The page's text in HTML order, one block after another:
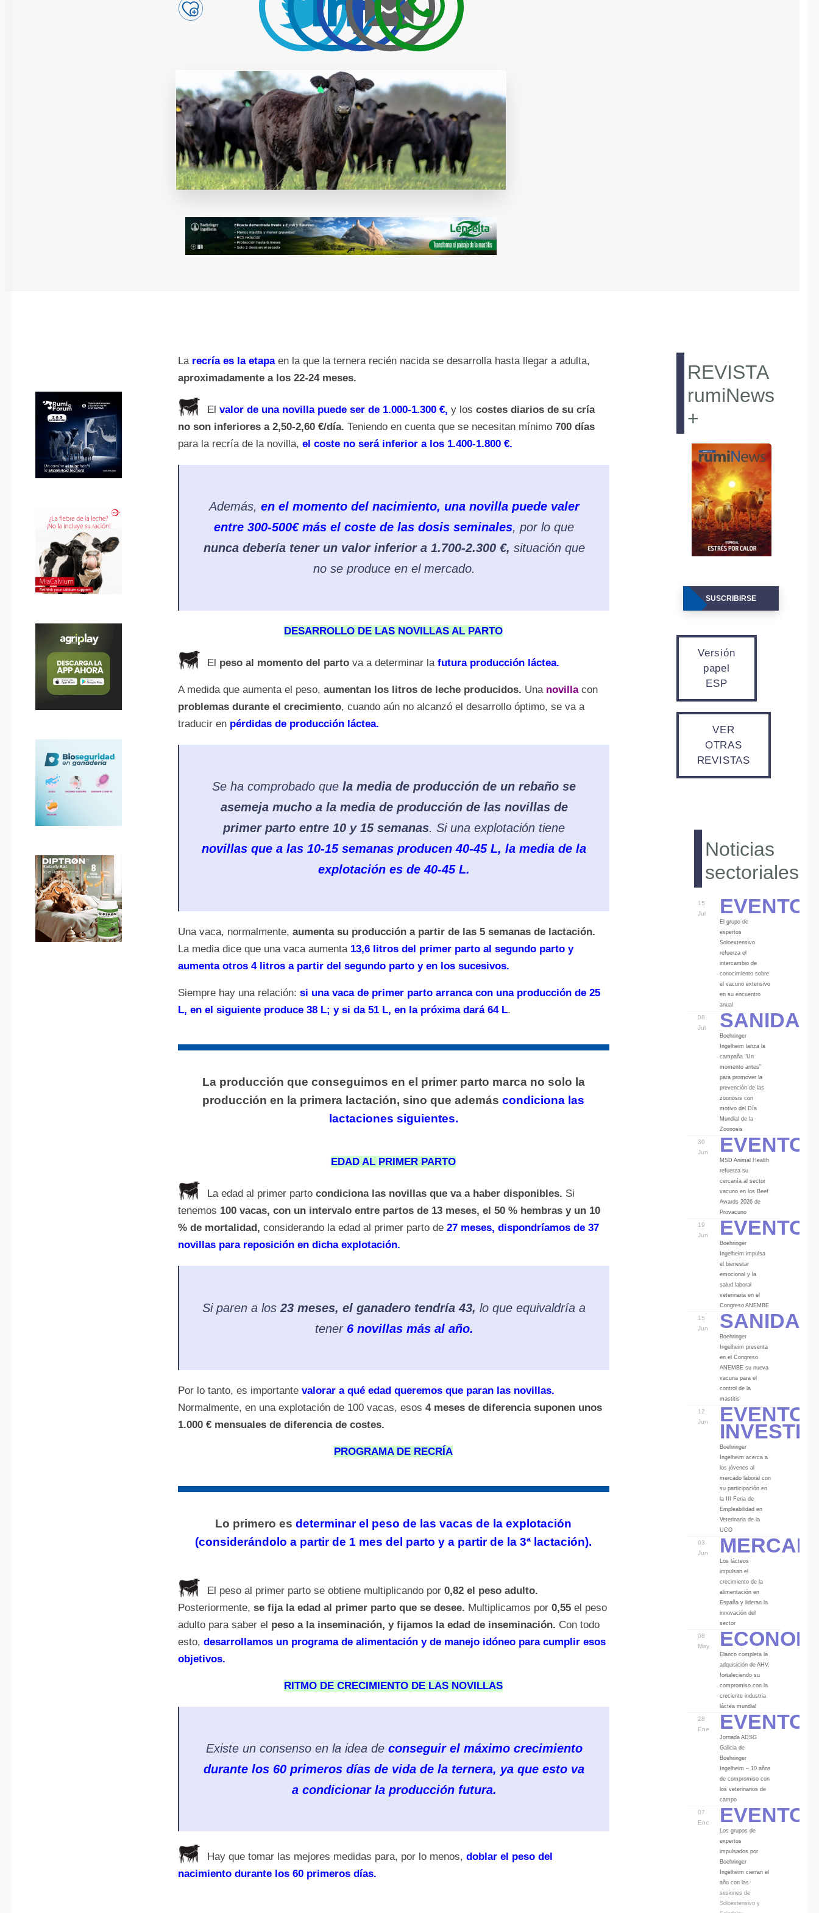
Reproducción y
Sostenibilidad
Equipos
Bioseguridad
Manejo y Bienestar
Patología
Publicidad y
Contactar
Contactar con
rumiNews
La recría es la etapa en la que la ternera recién nacida se desarrolla hasta llegar a adulta,
aproximadamente a los 22-24 meses.
El valor de una novilla puede ser de 1.000-1.300 €, y los costes diarios de su cría
no son inferiores a 2,50-2,60 €/día. Teniendo en cuenta que se necesitan mínimo 700 días
para la recría de la novilla, el coste no será inferior a los 1.400-1.800 €.
Además, en el momento del nacimiento, una novilla puede valer
entre 300-500€ más el coste de las dosis seminales, por lo que
nunca debería tener un valor inferior a 1.700-2.300 €, situación que
no se produce en el mercado.
DESARROLLO DE LAS NOVILLAS AL PARTO
El peso al momento del partova a determinar la futura producción láctea.
A medida que aumenta el peso, aumentan los litros de leche producidos. Una novillacon
problemas durante el crecimiento, cuando aún no alcanzó el desarrollo óptimo, se va a
traducir en pérdidas de producción láctea.
Se ha comprobado que la media de producción de un rebaño se
asemeja mucho a la media de producción de las novillas de
primer parto entre 10 y 15 semanas. Si una explotación tiene
novillas que a las 10-15 semanas producen 40-45 L, la media de la
explotación es de 40-45 L.
Una vaca, normalmente, aumenta su producción a partir de las 5 semanas de lactación.
La media dice que una vaca aumenta 13,6 litros del primer parto al segundo parto y
aumenta otros 4 litros a partir del segundo parto y en los sucesivos.
Siempre hay una relación: si una vaca de primer parto arranca con una producción de 25
L, en el siguiente produce 38 L; y si da 51 L, en la próxima dará 64 L.
La producción que conseguimos en el primer parto marca no solo la
producción en la primera lactación, sino que además condiciona las
lactaciones siguientes.
EDAD AL PRIMER PARTO
La edad al primer partocondiciona las novillas que va a haber disponibles. Si
tenemos 100 vacas, con un intervalo entre partos de 13 meses, el 50 % hembras y un 10
% de mortalidad, considerando la edad al primer parto de 27 meses, dispondríamos de 37
novillas para reposición en dicha explotación.
Si paren a los23 meses, el ganadero tendría 43, lo que equivaldría a
tener6 novillas más al año.
Por lo tanto, es importante valorar a qué edad queremos que paran las novillas.
Normalmente, en una explotación de 100 vacas, esos 4 meses de diferencia suponen unos
1.000 € mensuales de diferencia de costes.
PROGRAMA DE RECRÍA
Lo primero esdeterminar el peso de las vacas de la explotación
(considerándolo a partir de 1 mes del parto y a partir de la 3ª lactación).
El peso al primer parto se obtiene multiplicando por 0,82 el peso adulto.
Posteriormente, se fija la edad al primer parto que se desee. Multiplicamos por 0,55el peso
adulto para saber el peso a la inseminación, y fijamos la edad de inseminación. Con todo
esto, desarrollamos un programa de alimentación y de manejo idóneo para cumplir esos
objetivos.
RITMO DE CRECIMIENTO DE LAS NOVILLAS
Existe un consenso en la idea de conseguir el máximo crecimiento
durante los 60 primeros días de vida de la ternera, ya que esto va
a condicionar la producción futura.
Hay que tomar las mejores medidas para, por lo menos, doblar el peso del
nacimiento durante los 60 primeros días.
REVISTA
rumiNews
+
SUSCRIBIRSE
Versión
papel
ESP
VER
OTRAS
REVISTAS
Noticias
sectoriales
15
Jul
Eventos
El grupo de
expertos
Soloextensivo
refuerza el
intercambio de
conocimiento sobre
el vacuno extensivo
en su encuentro
anual
08
Jul
Sanidad
Boehringer
Ingelheim lanza la
campaña “Un
momento antes”
para promover la
prevención de las
zoonosis con
motivo del Día
Mundial de la
Zoonosis
30
Jun
Eventos
MSD Animal Health
refuerza su
cercanía al sector
vacuno en los Beef
Awards 2026 de
Provacuno
19
Jun
Eventos
Boehringer
Ingelheim impulsa
el bienestar
emocional y la
salud laboral
veterinaria en el
Congreso ANEMBE
15
Jun
Sanidad
Boehringer
Ingelheim presenta
en el Congreso
ANEMBE su nueva
vacuna para el
control de la
mastitis
12
Jun
Eventos
Boehringer
Ingelheim acerca a
los jóvenes al
mercado laboral con
su participación en
la III Feria de
Empleabilidad en
Veterinaria de la
UCO
03
Jun
Los lácteos
impulsan el
crecimiento de la
alimentación en
España y lideran la
innovación del
sector
08
May
Elanco completa la
adquisición de AHV,
fortaleciendo su
compromiso con la
creciente industria
láctea mundial
28
Ene
Eventos
Jornada ADSG
Galicia de
Boehringer
Ingelheim – 10 años
de compromiso con
los veterinarios de
campo
07
Ene
Eventos
Los grupos de
expertos
impulsados por
Boehringer
Ingelheim cierran el
año con las
sesiones de
Soloextensivo y